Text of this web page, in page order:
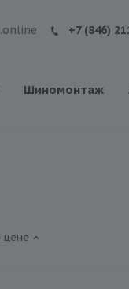
+7 (846)
Шиномонтаж
цене